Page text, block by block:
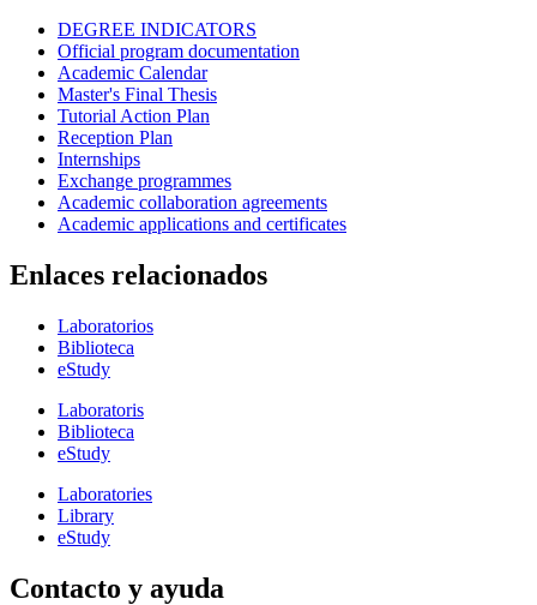
DEGREE INDICATORS
Official program documentation
Academic Calendar
Master's Final Thesis
Tutorial Action Plan
Reception Plan
Internships
Exchange programmes
Academic collaboration agreements
Academic applications and certificates
Enlaces relacionados
Laboratorios
Biblioteca
eStudy
Laboratoris
Biblioteca
eStudy
Laboratories
Library
eStudy
Contacto y ayuda